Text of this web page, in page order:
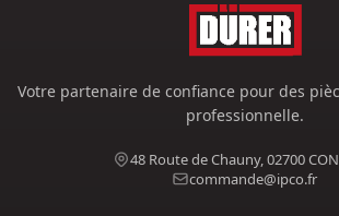
Votre partenaire de confiance pour des
professionnelle.
48 Route de Chauny, 02700
commande@ipco.fr